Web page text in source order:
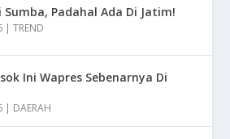
Sumba, Padahal Ada Di Jatim!
|TREND
Ini Wapres Sebenarnya Di
| DAERAH